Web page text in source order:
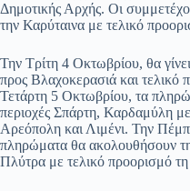
Δημοτικής Αρχής. Οι
την Καρύταινα με τελικό
Την Τρίτη 4 Οκτωβρίου, θα
προς Βλαχοκερασιά και τελικό
Τετάρτη 5 Οκτωβρίου, τα
περιοχές Σπάρτη, Καρδαμύλη
Αρεόπολη και Λιμένι. Την
πληρώματα θα ακολουθήσουν
Πλύτρα με τελικό προορισμό